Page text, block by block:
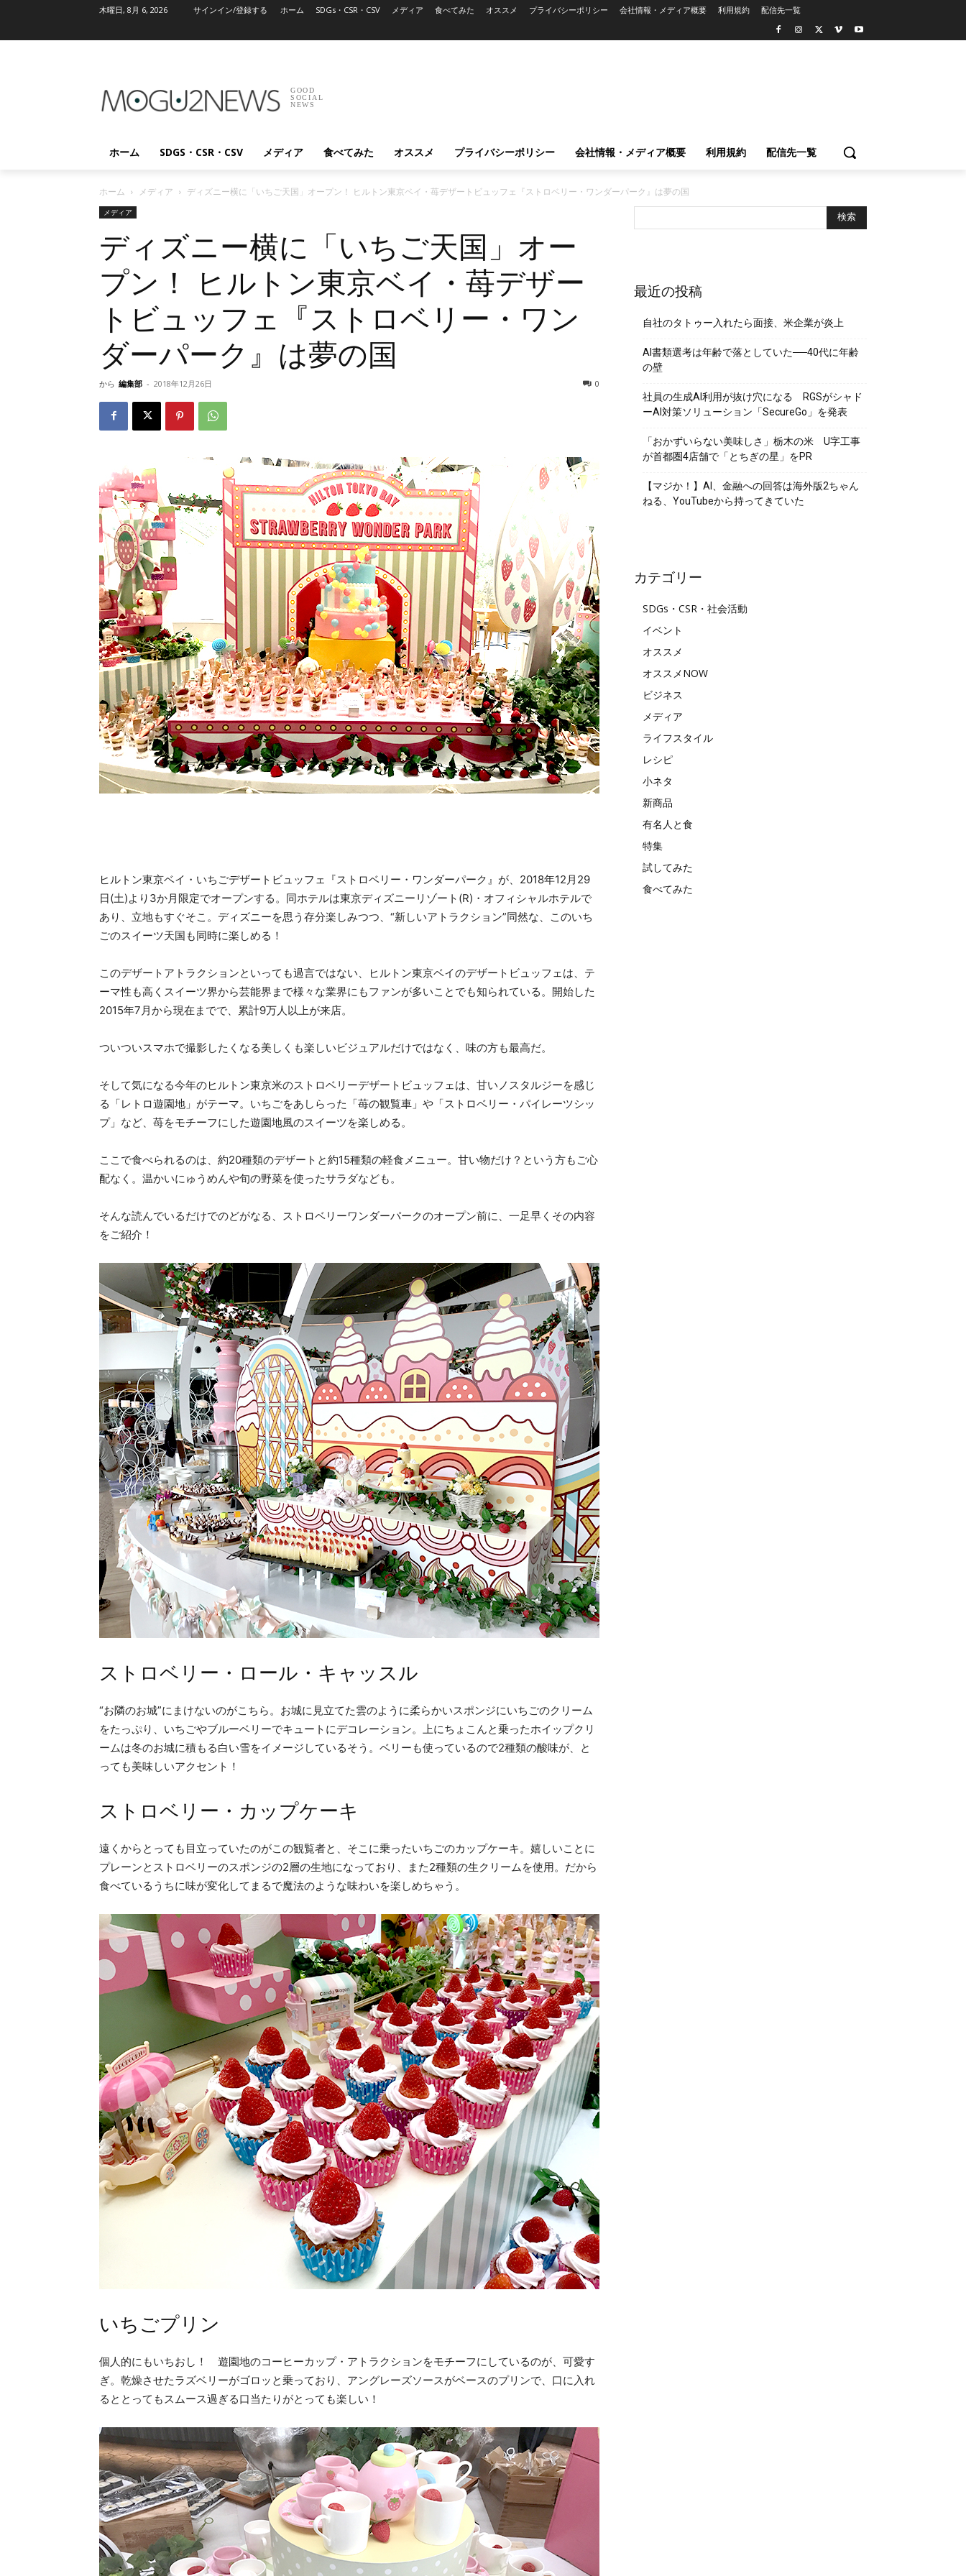
木曜日, 8月 6, 2026 サインイン/登録する ホーム SDGs・CSR・CSV メディア 食べてみた オススメ プライバシーポリシー 会社情報・メディア概要 利用規約 配信先一覧
GOOD
SOCIAL
NEWS
ホーム SDGS・CSR・CSV メディア 食べてみた オススメ プライバシーポリシー 会社情報・メディア概要 利用規約 配信先一覧
ホーム メディア ディズニー横に「いちご天国」オープン！ ヒルトン東京ベイ・苺デザートビュッフェ『ストロベリー・ワンダーパーク』は夢の国
メディア
ディズニー横に「いちご天国」オー
プン！ ヒルトン東京ベイ・苺デザー
トビュッフェ『ストロベリー・ワン
ダーパーク』は夢の国
から 編集部 - 2018年12月26日 0
ヒルトン東京ベイ・いちごデザートビュッフェ『ストロベリー・ワンダーパーク』が、2018年12月29
日(土)より3か月限定でオープンする。同ホテルは東京ディズニーリゾート(R)・オフィシャルホテルで
あり、立地もすぐそこ。ディズニーを思う存分楽しみつつ、“新しいアトラクション”同然な、このいち
ごのスイーツ天国も同時に楽しめる！
このデザートアトラクションといっても過言ではない、ヒルトン東京ベイのデザートビュッフェは、テ
ーマ性も高くスイーツ界から芸能界まで様々な業界にもファンが多いことでも知られている。開始した
2015年7月から現在までで、累計9万人以上が来店。
ついついスマホで撮影したくなる美しくも楽しいビジュアルだけではなく、味の方も最高だ。
そして気になる今年のヒルトン東京米のストロベリーデザートビュッフェは、甘いノスタルジーを感じ
る「レトロ遊園地」がテーマ。いちごをあしらった「苺の観覧車」や「ストロベリー・パイレーツシッ
プ」など、苺をモチーフにした遊園地風のスイーツを楽しめる。
ここで食べられるのは、約20種類のデザートと約15種類の軽食メニュー。甘い物だけ？という方もご心
配なく。温かいにゅうめんや旬の野菜を使ったサラダなども。
そんな読んでいるだけでのどがなる、ストロベリーワンダーパークのオープン前に、一足早くその内容
をご紹介！
ストロベリー・ロール・キャッスル
“お隣のお城”にまけないのがこちら。お城に見立てた雲のように柔らかいスポンジにいちごのクリーム
をたっぷり、いちごやブルーベリーでキュートにデコレーション。上にちょこんと乗ったホイップクリ
ームは冬のお城に積もる白い雪をイメージしているそう。ベリーも使っているので2種類の酸味が、と
っても美味しいアクセント！
ストロベリー・カップケーキ
遠くからとっても目立っていたのがこの観覧者と、そこに乗ったいちごのカップケーキ。嬉しいことに
プレーンとストロベリーのスポンジの2層の生地になっており、また2種類の生クリームを使用。だから
食べているうちに味が変化してまるで魔法のような味わいを楽しめちゃう。
いちごプリン
個人的にもいちおし！ 遊園地のコーヒーカップ・アトラクションをモチーフにしているのが、可愛す
ぎ。乾燥させたラズベリーがゴロッと乗っており、アングレーズソースがベースのプリンで、口に入れ
るととってもスムース過ぎる口当たりがとっても楽しい！
最近の投稿
自社のタトゥー入れたら面接、米企業が炎上
AI書類選考は年齢で落としていた──40代に年齢
の壁
社員の生成AI利用が抜け穴になる RGSがシャド
ーAI対策ソリューション「SecureGo」を発表
「おかずいらない美味しさ」栃木の米 U字工事
が首都圏4店舗で「とちぎの星」をPR
【マジか！】AI、金融への回答は海外版2ちゃん
ねる、YouTubeから持ってきていた
カテゴリー
SDGs・CSR・社会活動
イベント
オススメ
オススメNOW
ビジネス
メディア
ライフスタイル
レシピ
小ネタ
新商品
有名人と食
特集
試してみた
食べてみた